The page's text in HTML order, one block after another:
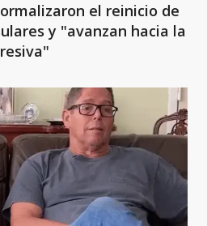
el reinicio de
y "avanzan hacia la